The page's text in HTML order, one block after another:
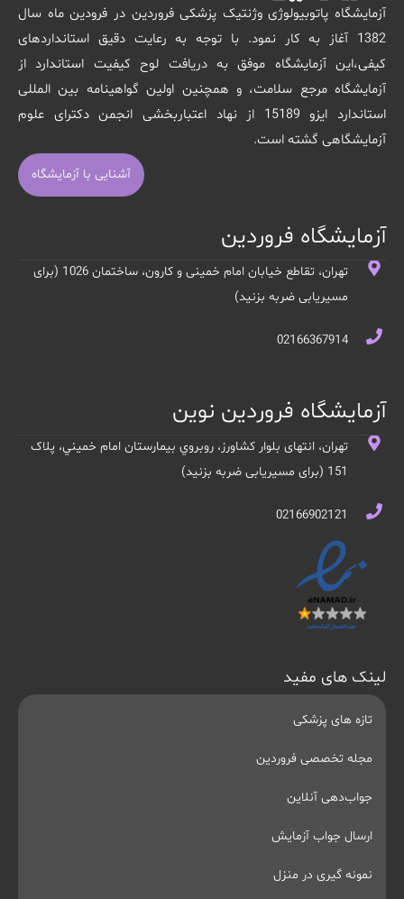
آزمایشگاه پاتوبیولوژی وژنتیک پزشکی فروردین در فرودین ماه سال
1382 آغاز به کار نمود. با توجه به رعایت دقیق استانداردهای
کیفی،این آزمایشگاه موفق به دریافت لوح کیفیت استاندارد از
آزمایشگاه مرجع سلامت، و همچنین اولین گواهینامه بین المللی
استاندارد ایزو 15189 از نهاد اعتباربخشی انجمن دکترای علوم
آزمایشگاهی گشته است.
آشنایی با آزمایشگاه
آزمایشگاه فروردین
تهران، تقاطع خیابان امام خمینی و کارون، ساختمان 1026 (برای
مسیریابی ضربه بزنید)
02166367914
آزمایشگاه فروردین نوین
تهران، انتهای بلوار کشاورز، روبروي بيمارستان امام خميني، پلاک
151 (برای مسیریابی ضربه بزنید)
02166902121
لینک های مفید
تازه های پزشکی
مجله تخصصی فروردین
جواب‌دهی آنلاین
ارسال جواب آزمایش
نمونه گیری در منزل